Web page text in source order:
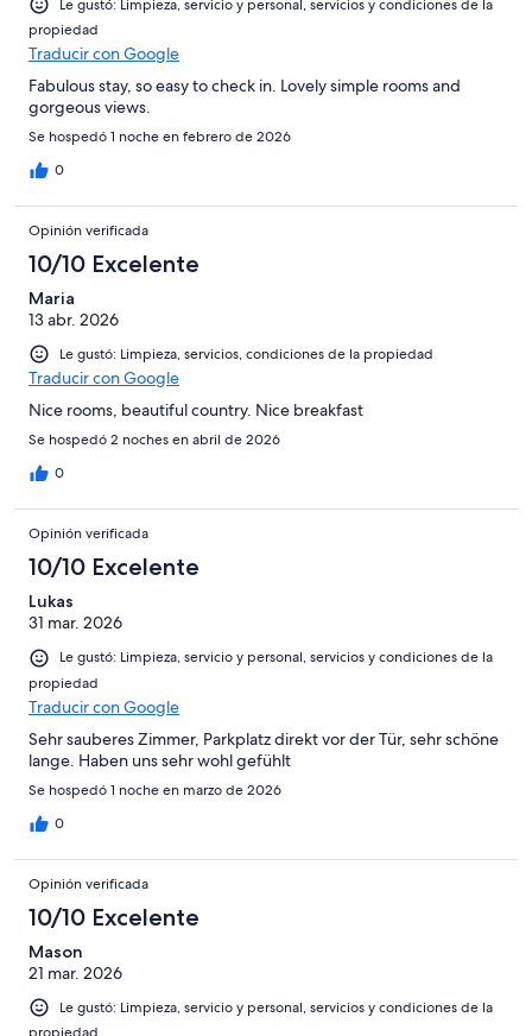
Le gustó: Limpieza, servicio y personal, servicios y condiciones de la
propiedad
Traducir con Google
Fabulous stay, so easy to check in. Lovely simple rooms and
gorgeous views.
Se hospedó 1 noche en febrero de 2026
0
Opinión verificada
10/10 Excelente
Maria
13 abr. 2026
Le gustó: Limpieza, servicios, condiciones de la propiedad
Traducir con Google
Nice rooms, beautiful country. Nice breakfast
Se hospedó 2 noches en abril de 2026
0
Opinión verificada
10/10 Excelente
Lukas
31 mar. 2026
Le gustó: Limpieza, servicio y personal, servicios y condiciones de la
propiedad
Traducir con Google
Sehr sauberes Zimmer, Parkplatz direkt vor der Tür, sehr schöne
lange. Haben uns sehr wohl gefühlt
Se hospedó 1 noche en marzo de 2026
0
Opinión verificada
10/10 Excelente
Mason
21 mar. 2026
Le gustó: Limpieza, servicio y personal, servicios y condiciones de la
propiedad